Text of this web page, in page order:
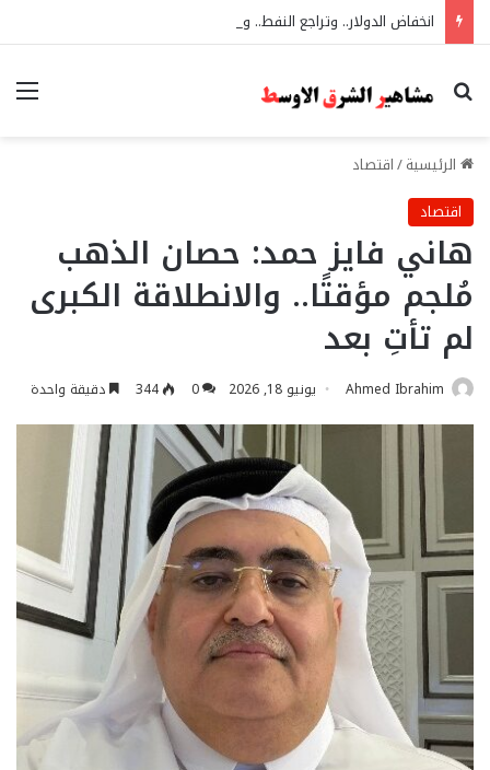
بحث عن
الرئيسية/اقتصاد
اقتصاد
هاني فايز حمد: حصان الذهب
مُلجم مؤقتًا.. والانطلاقة الكبرى
لم تأتِ بعد
Ahmed Ibrahim يونيو 18, 2026 0
344 دقيقة واحدة